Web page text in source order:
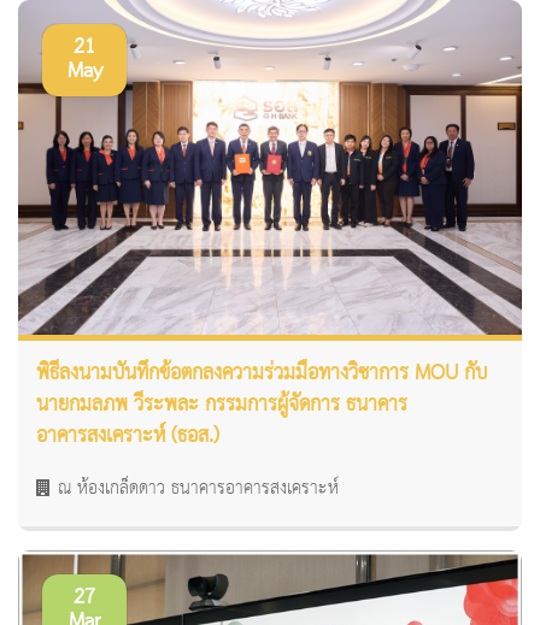
21
May
พิธีลงนามบันทึกข้อตกลงความร่วมมือทางวิชาการ MOU กับ
นายกมลภพ วีระพละ กรรมการผู้จัดการ ธนาคาร
อาคารสงเคราะห์ (ธอส.)
ณ ห้องเกล็ดดาว ธนาคารอาคารสงเคราะห์
27